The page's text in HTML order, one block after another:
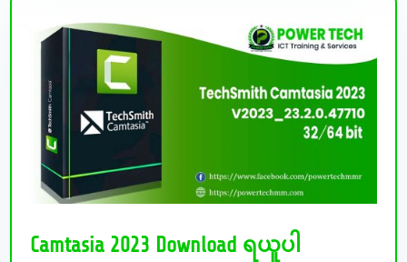
Camtasia 2023 Download ရယူပါ